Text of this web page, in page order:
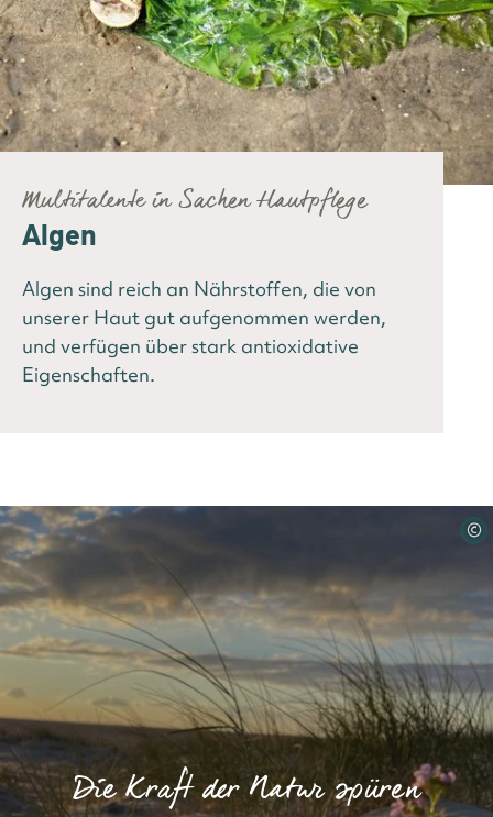
Multitalente in Sachen Hautpflege
Algen
Algen sind reich an Nährstoffen, die von
unserer Haut gut aufgenommen werden,
und verfügen über stark antioxidative
Eigenschaften.
©
Die Kraft der Natur spüren